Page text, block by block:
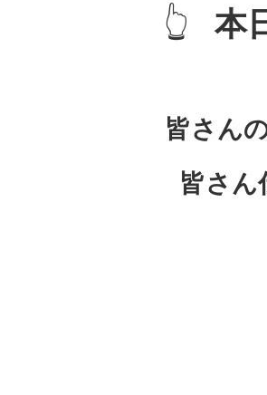
👆 本
皆さん
皆さ